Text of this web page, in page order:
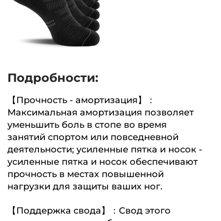
Подробности:
【Прочность - амортизация】：
Максимальная амортизация позволяет
уменьшить боль в стопе во время
занятий спортом или повседневной
деятельности; усиленные пятка и носок -
усиленные пятка и носок обеспечивают
прочность в местах повышенной
нагрузки для защиты ваших ног.
【Поддержка свода】：Свод этого